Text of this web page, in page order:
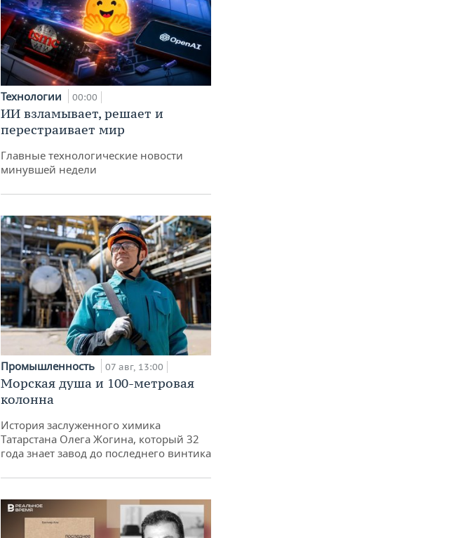
Технологии 00:00
ИИ взламывает, решает и
перестраивает мир
Главные технологические новости
минувшей недели
Промышленность 07 авг, 13:00
Морская душа и 100-метровая
колонна
История заслуженного химика
Татарстана Олега Жогина, который 32
года знает завод до последнего винтика